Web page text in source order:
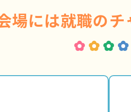
場には就職のチ